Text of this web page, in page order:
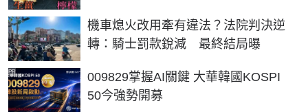
機車熄火改用牽有違法？法院判決逆
轉：騎士罰款銳減 最終結局曝
009829掌握AI關鍵 大華韓國KOSPI
50今強勢開募
PR